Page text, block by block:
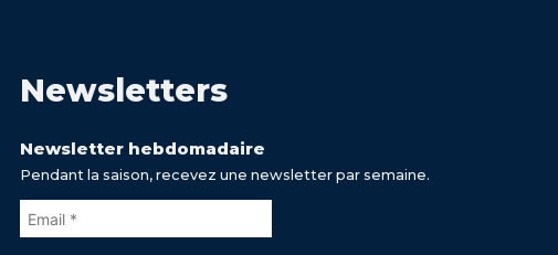
Newsletters
Newsletter hebdomadaire
Pendant la saison, recevez une newsletter par semaine.